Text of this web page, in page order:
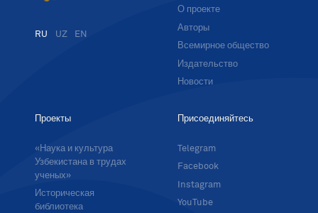
RU UZ EN
О проекте
Авторы
Всемирное общество
Издательство
Новости
Проекты
«Наука и культура
Узбекистана в трудах
ученых»
Историческая
библиотека
Присоединяйтесь
Telegram
Facebook
Instagram
YouTube